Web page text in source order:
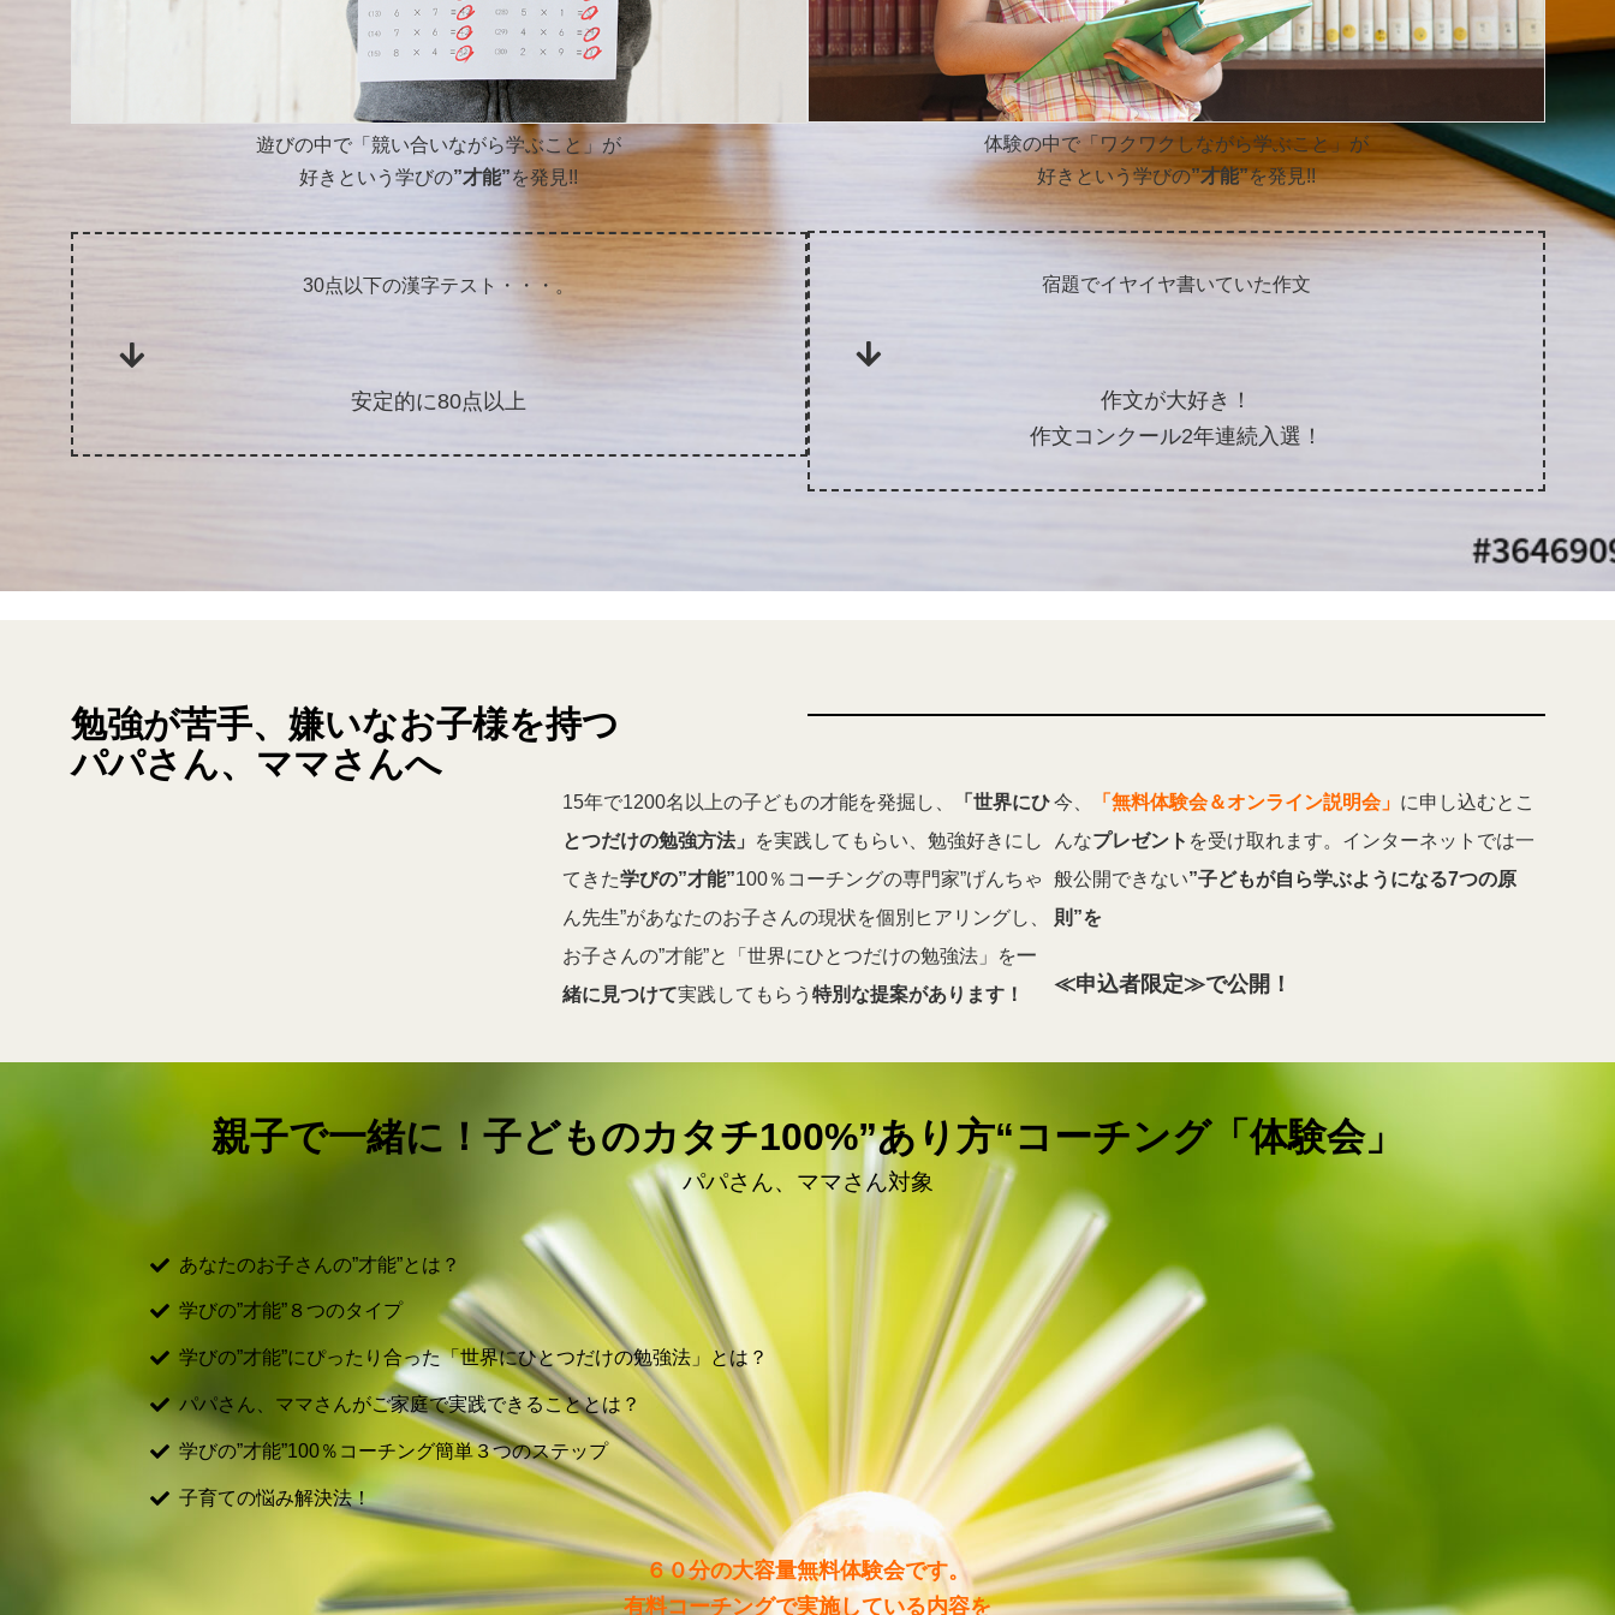
遊びの中で「競い合いながら学ぶこと」が
好きという学びの”才能”を発見!!
30点以下の漢字テスト・・・。
安定的に80点以上
体験の中で「ワクワクしながら学ぶこと」が
好きという学びの”才能”を発見!!
宿題でイヤイヤ書いていた作文
作文が大好き！
作文コンクール2年連続入選！
勉強が苦手、嫌いなお子様を持つ
パパさん、ママさんへ
15年で1200名以上の子どもの才能を発掘し、
「世界にひ
とつだけの勉強方法」
を実践してもらい、勉強好きにし
てきた学びの”才能”100％コーチングの専門家”げんちゃ
ん先生”があなたのお子さんの現状を個別ヒアリングし、
お子さんの”才能”と「世界にひとつだけの勉強法」を一
緒に見つけて実践してもらう 特別な提案があります！
今、 「無料体験会＆オンライン説明会」 に申し込むとこ
んなプレゼント を受け取れます。インターネットでは一
般公開できない”子どもが自ら学ぶようになる7つの原
則”を
≪申込者限定≫で公開！
親子で一緒に！子どものカタチ100%”あり方“コーチング「体験会」
パパさん、ママさん対象
あなたのお子さんの”才能”とは？
学びの”才能”８つのタイプ
学びの”才能”にぴったり合った「世界にひとつだけの勉強法」とは？
パパさん、ママさんがご家庭で実践できることとは？
学びの”才能”100％コーチング簡単３つのステップ
子育ての悩み解決法！
６０分の大容量無料体験会です。
有料コーチングで実施している内容を